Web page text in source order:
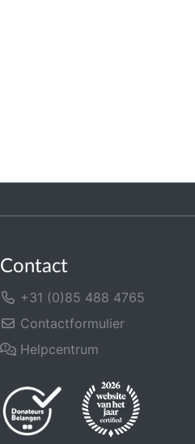
Contact
+31 (0)85 488 4765
Contactformulier
Helpcentrum